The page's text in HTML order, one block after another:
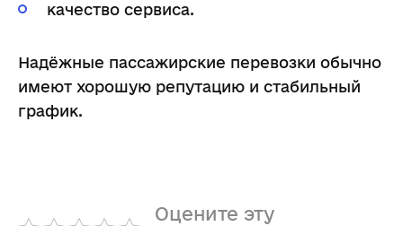
качество сервиса.
Надёжные пассажирские перевозки обычно
имеют хорошую репутацию и стабильный
график.
Оцените эту